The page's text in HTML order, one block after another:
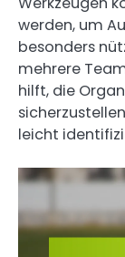
werden, um
besonders
mehrere
hilft, die
leicht